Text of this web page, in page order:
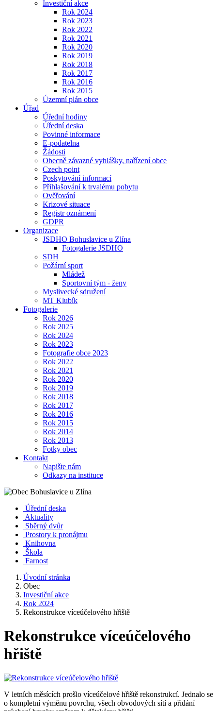
Investiční akce
Rok 2024
Rok 2023
Rok 2022
Rok 2021
Rok 2020
Rok 2019
Rok 2018
Rok 2017
Rok 2016
Rok 2015
Územní plán obce
Úřad
Úřední hodiny
Úřední deska
Povinné informace
E-podatelna
Žádosti
Obecně závazné vyhlášky, nařízení obce
Czech point
Poskytování informací
Přihlašování k trvalému pobytu
Ověřování
Krizové situace
Registr oznámení
GDPR
Organizace
JSDHO Bohuslavice u Zlína
Fotogalerie JSDHO
SDH
Požární sport
Mládež
Sportovní tým - ženy
Myslivecké sdružení
MT Klubík
Fotogalerie
Rok 2026
Rok 2025
Rok 2024
Rok 2023
Fotografie obce 2023
Rok 2022
Rok 2021
Rok 2020
Rok 2019
Rok 2018
Rok 2017
Rok 2016
Rok 2015
Rok 2014
Rok 2013
Fotky obec
Kontakt
Napište nám
Odkazy na instituce
Úřední deska
Aktuality
Sběrný dvůr
Prostory k pronájmu
Knihovna
Škola
Farnost
Úvodní stránka
Obec
Investiční akce
Rok 2024
Rekonstrukce víceúčelového hřiště
Rekonstrukce víceúčelového
hřiště
V letních měsících prošlo víceúčelové hřiště rekonstrukcí. Jednalo se
o kompletní výměnu povrchu, všech obvodových sítí a přidání